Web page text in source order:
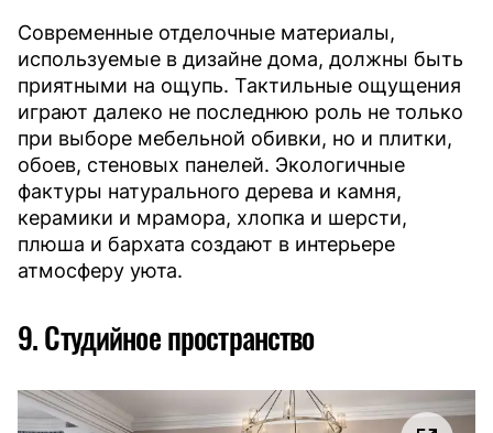
Современные отделочные материалы,
используемые в дизайне дома, должны быть
приятными на ощупь. Тактильные ощущения
играют далеко не последнюю роль не только
при выборе мебельной обивки, но и плитки,
обоев, стеновых панелей. Экологичные
фактуры натурального дерева и камня,
керамики и мрамора, хлопка и шерсти,
плюша и бархата создают в интерьере
атмосферу уюта.
9. Студийное пространство